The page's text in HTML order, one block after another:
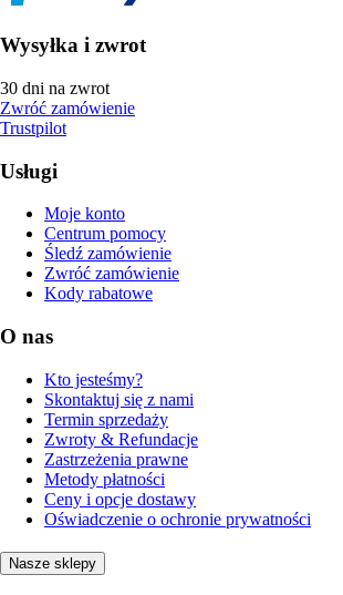
Wysyłka i zwrot
30 dni na zwrot
Zwróć zamówienie
Trustpilot
Usługi
Moje konto
Centrum pomocy
Śledź zamówienie
Zwróć zamówienie
Kody rabatowe
O nas
Kto jesteśmy?
Skontaktuj się z nami
Termin sprzedaży
Zwroty & Refundacje
Zastrzeżenia prawne
Metody płatności
Ceny i opcje dostawy
Oświadczenie o ochronie prywatności
Nasze sklepy